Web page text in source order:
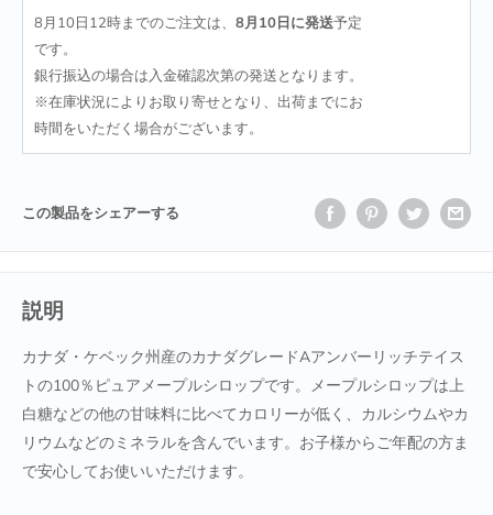
8月10日12時までのご注文は、 8月10日に発送予定
です。
銀行振込の場合は入金確認次第の発送となります。
※在庫状況によりお取り寄せとなり、出荷までにお
時間をいただく場合がございます。
この製品をシェアーする
説明
カナダ・ケベック州産のカナダグレードAアンバーリッチテイス
トの100％ピュアメープルシロップです。メープルシロップは上
白糖などの他の甘味料に比べてカロリーが低く、カルシウムやカ
リウムなどのミネラルを含んでいます。お子様からご年配の方ま
で安心してお使いいただけます。